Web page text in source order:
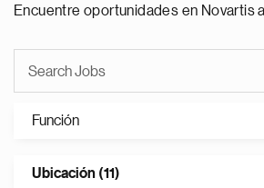
Encuentre oportunidades en Novartis
Función
Ubicación (11)